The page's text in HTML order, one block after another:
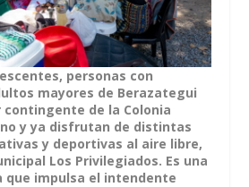
personas con
mayores de Berazategui
de la Colonia
y ya disfrutan de distintas
y deportivas al aire libre,
Los Privilegiados. Es una
impulsa el intendente